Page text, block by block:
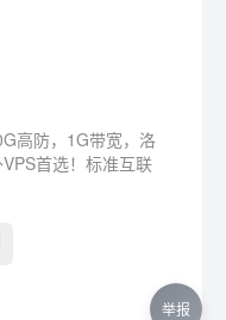
高防，1G带宽，洛
首选！标准互联
举报